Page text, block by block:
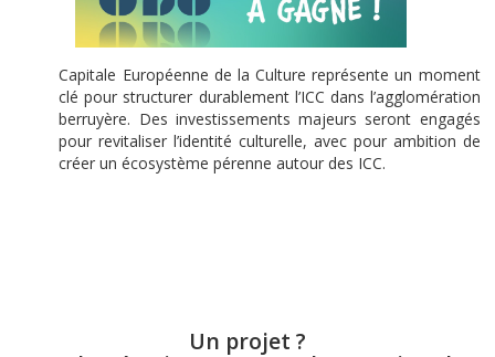
Capitale Européenne de la Culture représente un moment
clé pour structurer durablement l’ICC dans l’agglomération
berruyère. Des investissements majeurs seront engagés
pour revitaliser l’identité culturelle, avec pour ambition de
créer un écosystème pérenne autour des ICC.
Un projet ?